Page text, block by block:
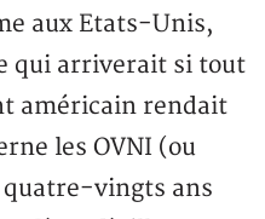
aux Etats-Unis,
qui arriverait si tout
américain rendait
les OVNI (ou
quatre-vingts ans